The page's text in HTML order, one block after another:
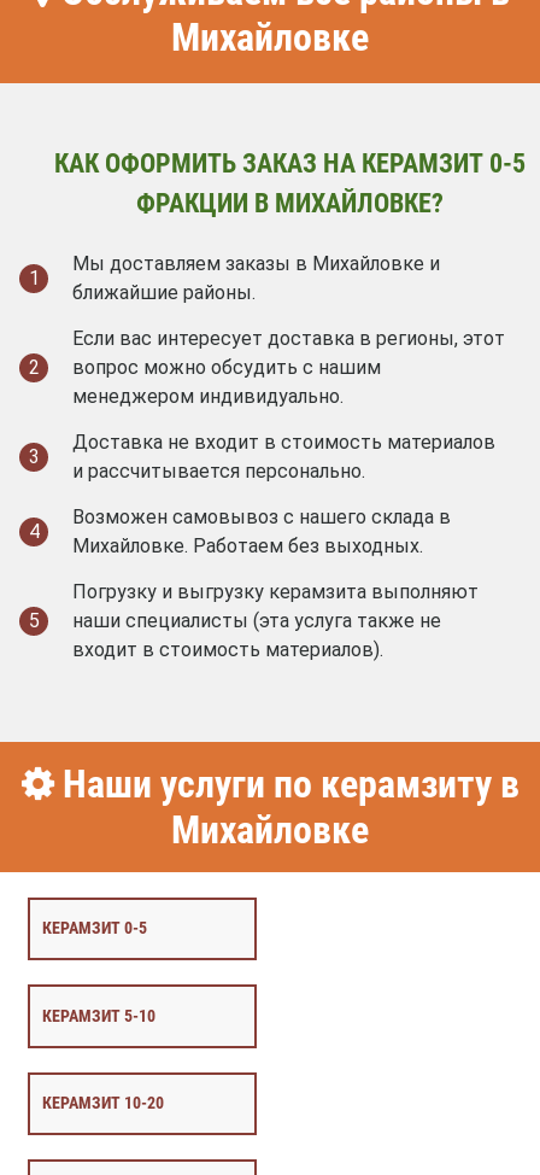
Михайловке
КАК ОФОРМИТЬ ЗАКАЗ НА КЕРАМЗИТ 0-5
ФРАКЦИИ В МИХАЙЛОВКЕ?
1
Мы доставляем заказы в Михайловке и
ближайшие районы.
2
Если вас интересует доставка в регионы, этот
вопрос можно обсудить с нашим
менеджером индивидуально.
3
Доставка не входит в стоимость материалов
и рассчитывается персонально.
4
Возможен самовывоз с нашего склада в
Михайловке. Работаем без выходных.
5
Погрузку и выгрузку керамзита выполняют
наши специалисты (эта услуга также не
входит в стоимость материалов).
Наши услуги по керамзиту в
Михайловке
КЕРАМЗИТ 0-5
КЕРАМЗИТ 5-10
КЕРАМЗИТ 10-20